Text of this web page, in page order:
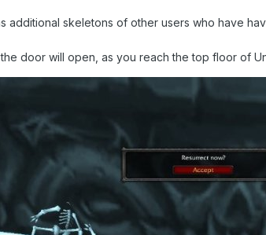
additional skeletons of other users who have
door will open, as you reach the top floor of